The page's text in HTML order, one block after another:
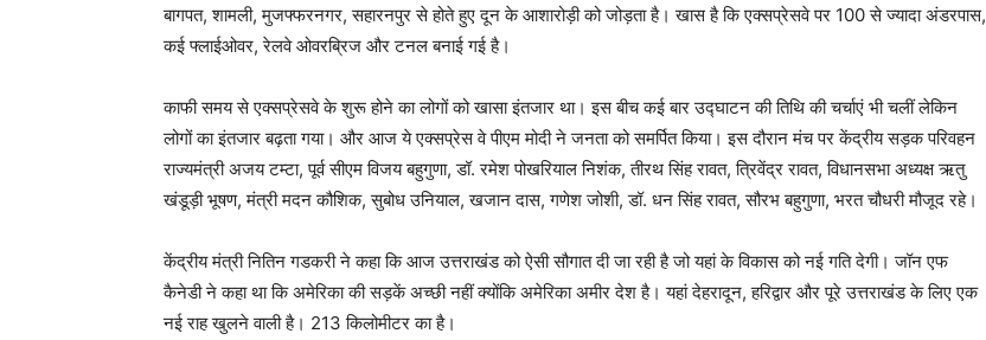
बागपत, शामली, मुजफ्फरनगर, सहारनपुर से होते हुए दून के आशारोड़ी को जोड़ता है। खास है कि एक्सप्रेसवे पर 100 से ज्यादा अंडरपास,
कई फ्लाईओवर, रेलवे ओवरब्रिज और टनल बनाई गई है।
काफी समय से एक्सप्रेसवे के शुरू होने का लोगों को खासा इंतजार था। इस बीच कई बार उद्घाटन की तिथि की चर्चाएं भी चलीं लेकिन
लोगों का इंतजार बढ़ता गया। और आज ये एक्सप्रेस वे पीएम मोदी ने जनता को समर्पित किया। इस दौरान मंच पर केंद्रीय सड़क परिवहन
राज्यमंत्री अजय टम्टा, पूर्व सीएम विजय बहुगुणा, डॉ. रमेश पोखरियाल निशंक, तीरथ सिंह रावत, त्रिवेंद्र रावत, विधानसभा अध्यक्ष ऋतु
खंडूड़ी भूषण, मंत्री मदन कौशिक, सुबोध उनियाल, खजान दास, गणेश जोशी, डॉ. धन सिंह रावत, सौरभ बहुगुणा, भरत चौधरी मौजूद रहे।
केंद्रीय मंत्री नितिन गडकरी ने कहा कि आज उत्तराखंड को ऐसी सौगात दी जा रही है जो यहां के विकास को नई गति देगी। जॉन एफ
कैनेडी ने कहा था कि अमेरिका की सड़कें अच्छी नहीं क्योंकि अमेरिका अमीर देश है। यहां देहरादून, हरिद्वार और पूरे उत्तराखंड के लिए एक
नई राह खुलने वाली है। 213 किलोमीटर का है।